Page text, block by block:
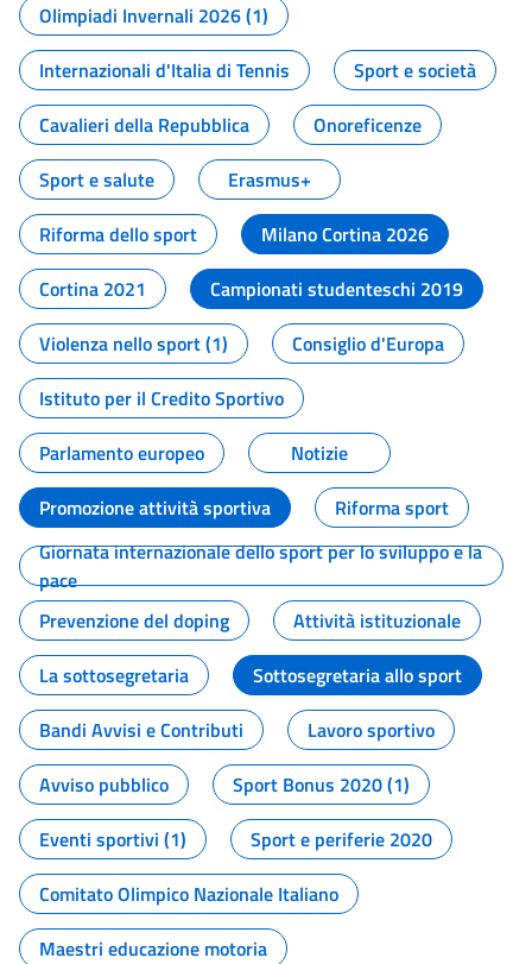
Olimpiadi Invernali 2026 (1)
Internazionali d'Italia di Tennis
Sport e società
Cavalieri della Repubblica
Onoreficenze
Sport e salute
Erasmus+
Riforma dello sport
Milano Cortina 2026
Cortina 2021
Campionati studenteschi 2019
Violenza nello sport (1)
Consiglio d'Europa
Istituto per il Credito Sportivo
Parlamento europeo
Notizie
Promozione attività sportiva
Riforma sport
Giornata internazionale dello sport per lo sviluppo e la
pace
Prevenzione del doping
Attività istituzionale
La sottosegretaria
Sottosegretaria allo sport
Bandi Avvisi e Contributi
Lavoro sportivo
Avviso pubblico
Sport Bonus 2020 (1)
Eventi sportivi (1)
Sport e periferie 2020
Comitato Olimpico Nazionale Italiano
Maestri educazione motoria